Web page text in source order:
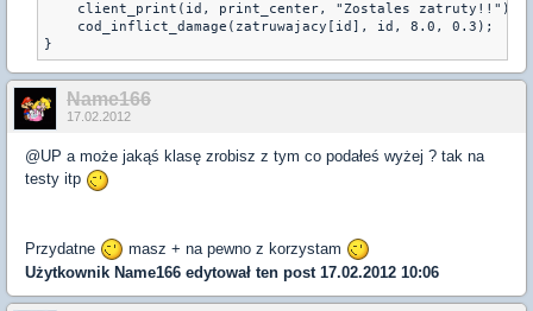
    client_print(id, print_center, "Zostales zatruty!!");
    cod_inflict_damage(zatruwajacy[id], id, 8.0, 0.3);
Name166
17.02.2012
@UP a może jakąś klasę zrobisz z tym co podałeś wyżej ? tak na
testy itp
Przydatne
masz + na pewno z korzystam
Użytkownik Name166 edytował ten post 17.02.2012 10:06